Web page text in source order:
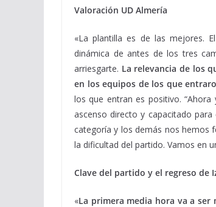
Valoración UD Almería
«La plantilla es de las mejores.
dinámica de antes de los tres
arriesgarte. La relevancia de los
en los equipos de los que
los que entran es positivo.
ascenso directo y capacitado
categoría y los demás nos hemos
la dificultad del partido. Vamos en
Clave del partido y el regreso de
«La primera media hora va a